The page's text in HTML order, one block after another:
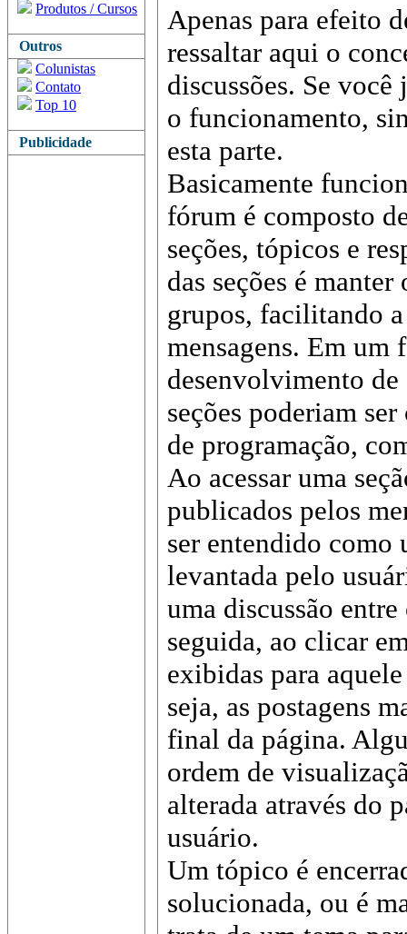
Produtos / Cursos
Outros
Colunistas
Contato
Top 10
Publicidade
Apenas para efeito
ressaltar aqui o
discussões. Se
o funcionamento,
esta parte.
Basicamente
fórum é composto
seções, tópicos e
das seções é
grupos, facilitando
mensagens. Em um
desenvolvimento
seções poderiam
de programação,
Ao acessar uma
publicados pelos
ser entendido como
levantada pelo
uma discussão
seguida, ao clicar
exibidas para
seja, as postagens
final da página.
ordem de
alterada através do
usuário.
Um tópico é
solucionada, ou é